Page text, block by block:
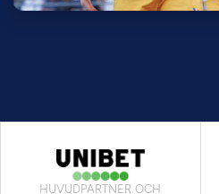
HUVUDPARTNER OCH